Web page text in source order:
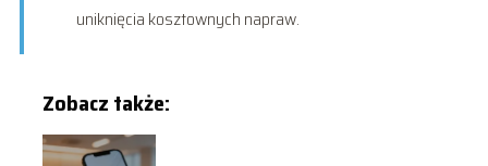
uniknięcia kosztownych napraw.
Zobacz także: